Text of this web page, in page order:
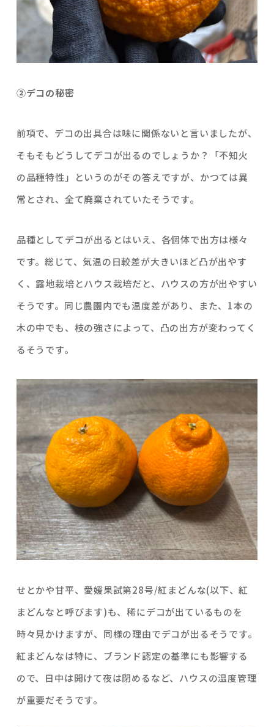
②デコの秘密
前項で、デコの出具合は味に関係ないと言いましたが、
そもそもどうしてデコが出るのでしょうか？「不知火
の品種特性」というのがその答えですが、かつては異
常とされ、全て廃棄されていたそうです。
品種としてデコが出るとはいえ、各個体で出方は様々
です。総じて、気温の日較差が大きいほど凸が出やす
く、露地栽培とハウス栽培だと、ハウスの方が出やすい
そうです。同じ農園内でも温度差があり、また、1本の
木の中でも、枝の強さによって、凸の出方が変わってく
るそうです。
せとかや甘平、愛媛果試第28号/紅まどんな(以下、紅
まどんなと呼びます)も、稀にデコが出ているものを
時々見かけますが、同様の理由でデコが出るそうです。
紅まどんなは特に、ブランド認定の基準にも影響する
ので、日中は開けて夜は閉めるなど、ハウスの温度管理
が重要だそうです。